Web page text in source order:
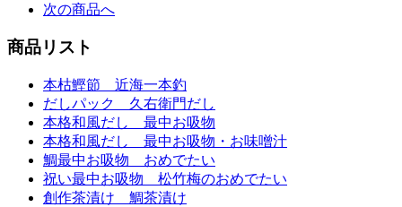
次の商品へ
商品リスト
本枯鰹節 近海一本釣
だしパック 久右衛門だし
本格和風だし 最中お吸物
本格和風だし 最中お吸物・お味噌汁
鯛最中お吸物 おめでたい
祝い最中お吸物 松竹梅のおめでたい
創作茶漬け 鯛茶漬け